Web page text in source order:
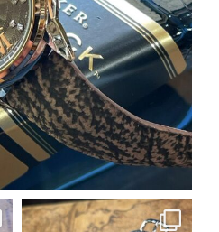
5月 13
earnest_by_castplanning